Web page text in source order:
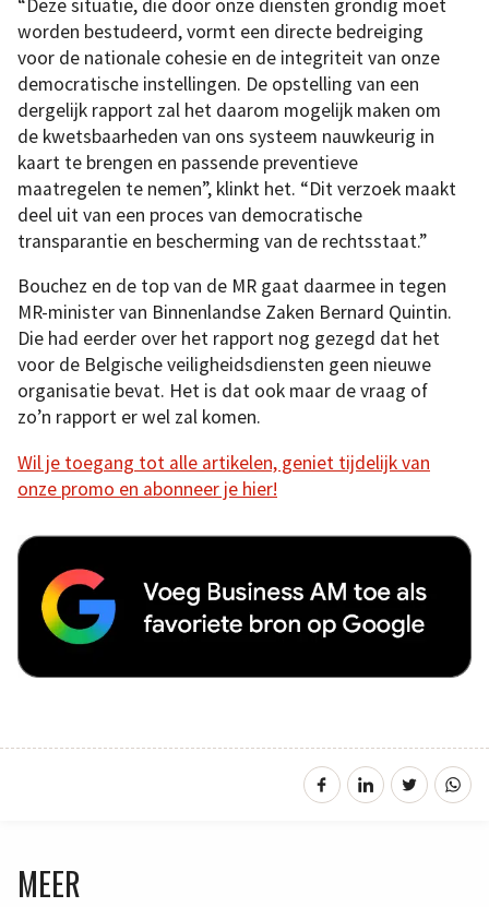
“Deze situatie, die door onze diensten grondig moet
worden bestudeerd, vormt een directe bedreiging
voor de nationale cohesie en de integriteit van onze
democratische instellingen. De opstelling van een
dergelijk rapport zal het daarom mogelijk maken om
de kwetsbaarheden van ons systeem nauwkeurig in
kaart te brengen en passende preventieve
maatregelen te nemen”, klinkt het. “Dit verzoek maakt
deel uit van een proces van democratische
transparantie en bescherming van de rechtsstaat.”
Bouchez en de top van de MR gaat daarmee in tegen
MR-minister van Binnenlandse Zaken Bernard Quintin.
Die had eerder over het rapport nog gezegd dat het
voor de Belgische veiligheidsdiensten geen nieuwe
organisatie bevat. Het is dat ook maar de vraag of
zo’n rapport er wel zal komen.
Wil je toegang tot alle artikelen, geniet tijdelijk van
onze promo en abonneer je hier!
MEER